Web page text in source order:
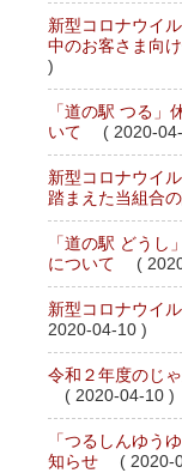
新型コロナウイ
中のお客さま向
)
「道の駅 つる
いて
( 2020-
新型コロナウイ
踏まえた当組合
「道の駅 どう
について
(
新型コロナウイ
2020-04-10 )
令和２年度のじ
( 2020-04-10 )
「つるしんゆう
知らせ
( 2020-